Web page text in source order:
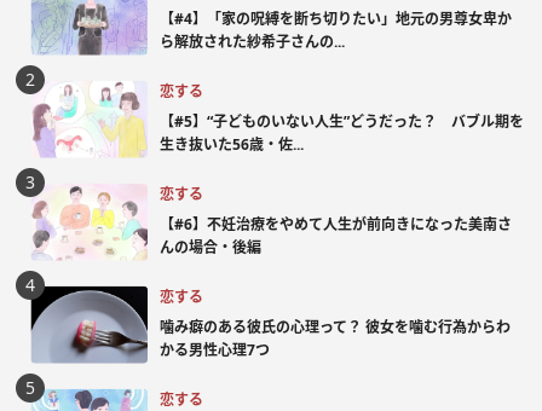
【#4】「家の呪縛を断ち切りたい」地元の男尊女卑か
ら解放された紗希子さんの...
恋する
【#5】“子どものいない人生”どうだった？ バブル期を
生き抜いた56歳・佐...
恋する
【#6】不妊治療をやめて人生が前向きになった美南さ
んの場合・後編
恋する
噛み癖のある彼氏の心理って？ 彼女を噛む行為からわ
かる男性心理7つ
恋する